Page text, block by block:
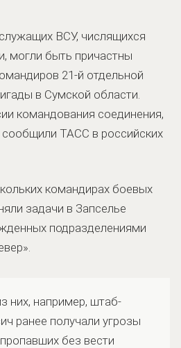
ВСУ, числящихся
могли быть причастны
21-й отдельной
в Сумской области.
командования соединения,
сообщили ТАСС в российских
командирах боевых
задачи в Запселье
подразделениями
них, например, штаб-
ранее получали угрозы
без вести